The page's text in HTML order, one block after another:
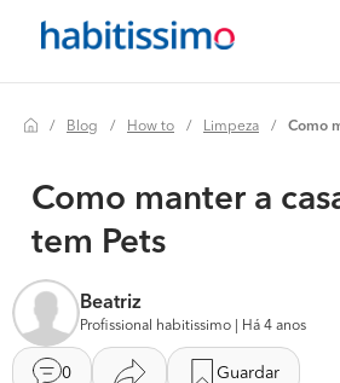
Blog How to Limpeza
Como manter a
tem Pets
Beatriz
Profissional habitissimo | Há 4 anos
0 Guardar